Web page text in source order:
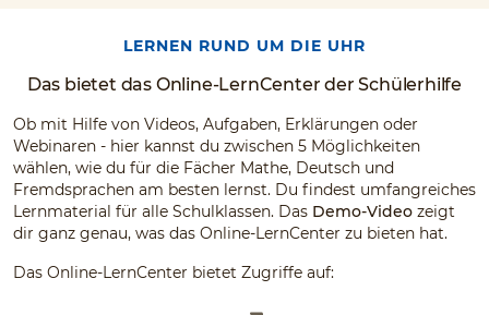
LERNEN RUND UM DIE UHR
Das bietet das Online-LernCenter der Schülerhilfe
Ob mit Hilfe von Videos, Aufgaben, Erklärungen oder
Webinaren - hier kannst du zwischen 5 Möglichkeiten
wählen, wie du für die Fächer Mathe, Deutsch und
Fremdsprachen am besten lernst. Du findest umfangreiches
Lernmaterial für alle Schulklassen. Das Demo-Video zeigt
dir ganz genau, was das Online-LernCenter zu bieten hat.
Das Online-LernCenter bietet Zugriffe auf: